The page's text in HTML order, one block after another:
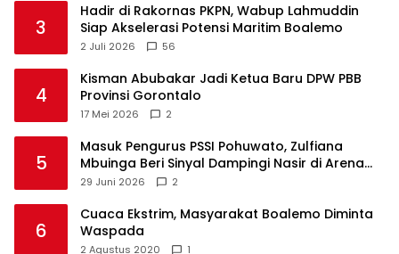
3
Hadir di Rakornas PKPN, Wabup Lahmuddin
Siap Akselerasi Potensi Maritim Boalemo
2 Juli 2026 56
4
Kisman Abubakar Jadi Ketua Baru DPW PBB
Provinsi Gorontalo
17 Mei 2026 2
5
Masuk Pengurus PSSI Pohuwato, Zulfiana
Mbuinga Beri Sinyal Dampingi Nasir di Arena
Politik ?
29 Juni 2026 2
6
Cuaca Ekstrim, Masyarakat Boalemo Diminta
Waspada
2 Agustus 2020 1